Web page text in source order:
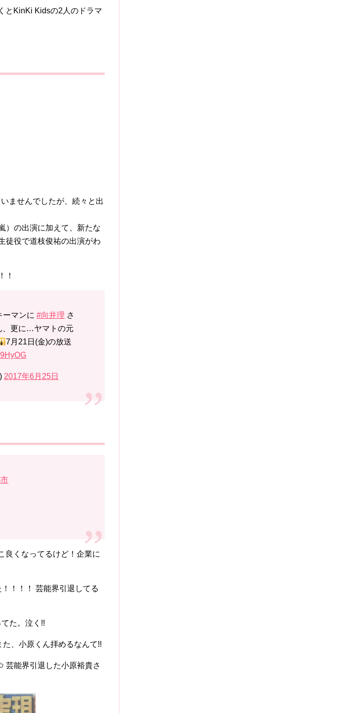
とKinKi Kidsの2人のドラマ
ませんでしたが、続々と出
）の出演に加えて、新たな
徒役で道枝俊祐の出演がわ
！
ーマンに#向井理 さ
、更に…ヤマトの元
7月21日(金)の放送
2017年6月25日
良くなってるけど！企業に
！！！ 芸能界引退してる
た。泣く!!
、小原くん拝めるなんて!!
芸能界引退した小原裕貴さ